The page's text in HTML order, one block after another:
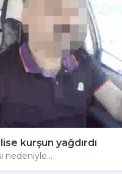
kurşun yağdırdı
nedeniyle...